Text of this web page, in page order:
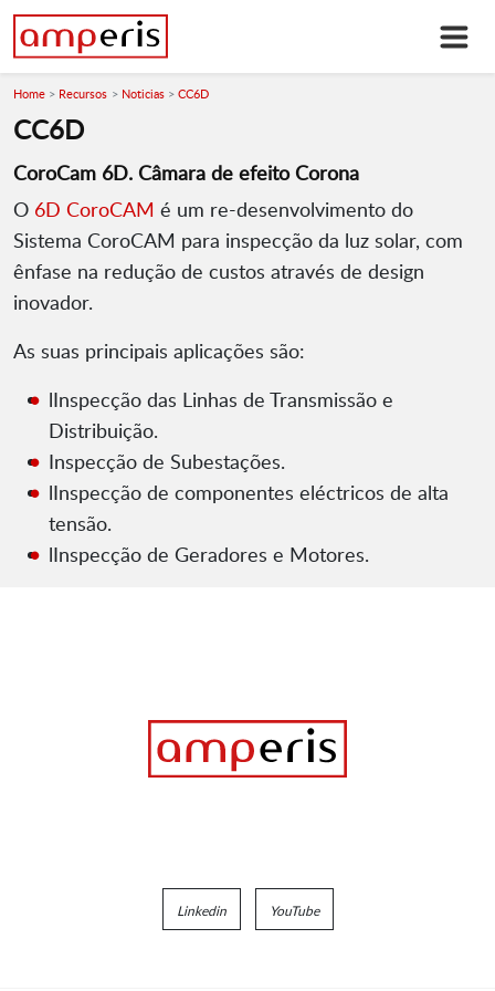
Home Recursos Noticias CC6D
CC6D
CoroCam 6D. Câmara de efeito Corona
O 6D CoroCAM é um re-desenvolvimento do
Sistema CoroCAM para inspecção da luz solar, com
ênfase na redução de custos através de design
inovador.
As suas principais aplicações são:
lInspecção das Linhas de Transmissão e
Distribuição.
Inspecção de Subestações.
lInspecção de componentes eléctricos de alta
tensão.
lInspecção de Geradores e Motores.
Linkedin YouTube